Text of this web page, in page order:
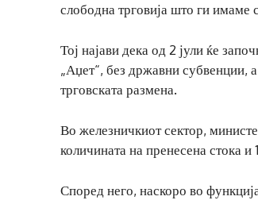
слободна трговија што ги
Тој најави дека од 2 јули ќе
„Аџет“, без државни субвенции,
трговската размена.
Во железничкиот сектор,
количината на пренесена стока
Според него, наскоро во